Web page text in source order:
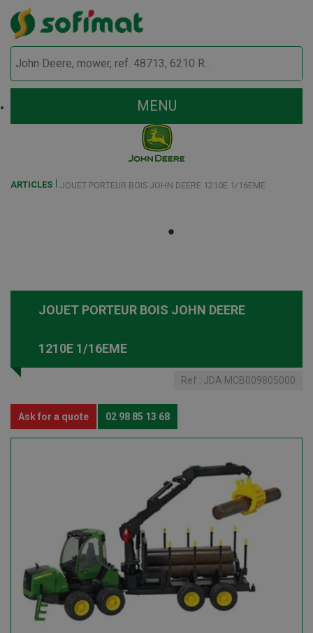
MENU
ARTICLES JOUET PORTEUR BOIS JOHN DEERE 1210E 1/16EME
JOUET PORTEUR BOIS JOHN DEERE
1210E 1/16EME
Ref : JDA MCB009805000
Ask for a quote 02 98 85 13 68